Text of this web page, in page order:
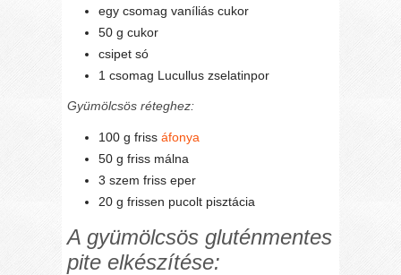
egy csomag vaníliás cukor
50 g cukor
csipet só
1 csomag Lucullus zselatinpor
Gyümölcsös réteghez:
100 g frissáfonya
50 g friss málna
3 szem friss eper
20 g frissen pucolt pisztácia
A gyümölcsös gluténmentes
pite elkészítése: